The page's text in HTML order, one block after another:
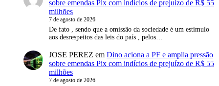
sobre emendas Pix com indícios de prejuízo de R$ 55
milhões
7 de agosto de 2026
De fato , sendo que a omissão da sociedade é um estimulo
aos desrespeitos das leis do país , pelos…
JOSE PEREZ em Dino aciona a PF e amplia pressão
sobre emendas Pix com indícios de prejuízo de R$ 55
milhões
7 de agosto de 2026